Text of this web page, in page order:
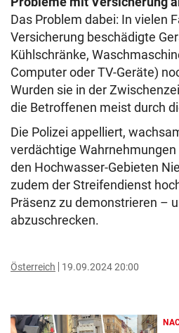
Das Problem dabei: In vielen
Versicherung beschädigte
Kühlschränke,
Computer oder TV-Geräte)
Wurden sie in der
die Betroffenen meist durch
Die Polizei appelliert,
verdächtige
den Hochwasser-Gebieten
zudem der Streifendienst
Präsenz zu demonstrieren –
abzuschrecken.
Österreich 19.09.2024 20:00